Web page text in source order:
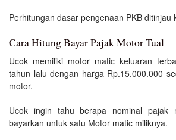
Perhitungan dasar pengenaan PKB ditinjau
Cara Hitung Bayar Pajak Motor Tual
Ucok memiliki motor matic keluaran
tahun lalu dengan harga Rp.15.000.000
motor.
Ucok ingin tahu berapa nominal pajak
bayarkan untuk satu Motor matic miliknya.